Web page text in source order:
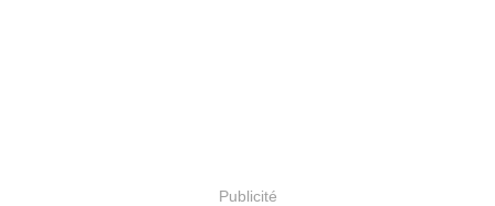
Publicité